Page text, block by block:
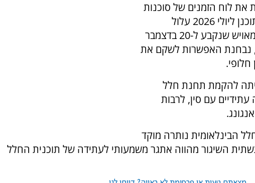
לוח הזמנים של סוכנות
החלל הרוסית. שיגור מאויש שתוכנן ליולי 2026 עלול
להתעכב, וגם שיגור לוויין בלתי מאויש שנקבע ל-20 בדצמבר
נבחנת האפשרות לשקם את
להקמת תחנת חלל
עם סין, לרבות
הבינלאומית נותרה מוקד
השיגור מהווה אתגר משמעותי לעתידה של תוכנית החלל